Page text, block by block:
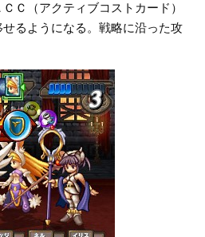
Ｃ（アクティブコストカード）
るようになる。戦略に沿った攻